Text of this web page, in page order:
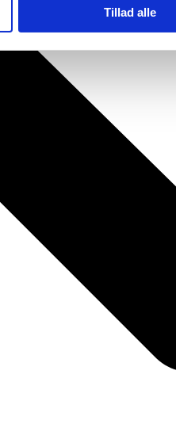
Tillad alle